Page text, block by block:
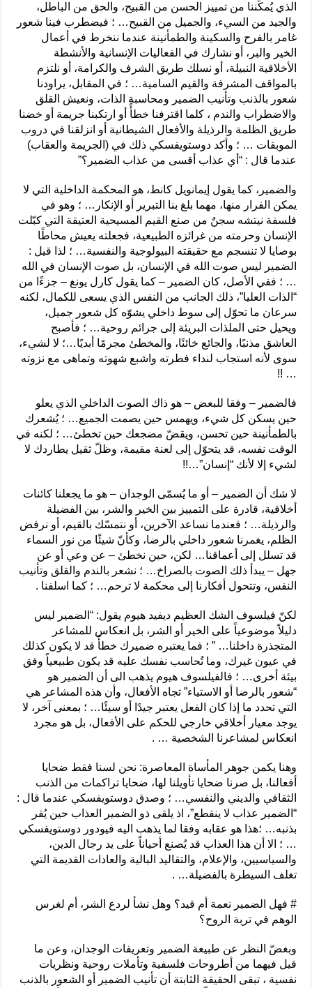
الذي يُمكِّننا من تمييز الحسن من القبيح، والحق من الباطل،
والجيد من السيء، والجميل من القبيح… ؛ فيضطرب فينا شعور
غامر بالفرح والسكينة والطمأنينة عندما ننخرط في أعمال
الخير والبر، أو نشارك في الفعاليات الإنسانية والأنشطة
الأخلاقية النبيلة، أو نسلك طريق الشرف والكرامة، أو نلتزم
بالمواقف المشرفة والقيم السامية… ؛ في المقابل، يراودنا
شعور بالذنب وتأنيب الضمير ومحاسبة الذات، ونعيش القلق
والاضطراب والندم ، كلما اقترفنا خطأً أو ارتكبنا جريمة أو خضنا
طريق الظلمة والرذيلة والأفعال الشيطانية أو انزلقنا في دروب
الموبقات … ؛ وأكد دوستويفسكي ذلك في (الجريمة والعقاب)
عندما قال : “أي عذاب أقسى من عذاب الضمير؟”
والضمير، كما يقول إيمانويل كانط، هو المحكمة الداخلية التي لا
يمكن الفرار منها، مهما بلغ بنا التبرير أو الإنكار… ؛ وهو في
فلسفة نيتشه سجنٌ من صنع القيم المسيحية العتيقة التي كبّلت
الإنسان وحرمته من غرائزه الطبيعية، فجعلته يعيش محاطًا
بوصايا لا تنسجم مع حقيقته البيولوجية والنفسية… ؛ لذا قيل :
الضمير ليس صوت الله في الإنسان، بل صوت الإنسان في الله
… ؛ ففي الأصل، كان الضمير – كما يقول كارل يونغ – جزءًا من
“الذات العليا”، ذلك الجانب من النفس الذي يسعى للكمال، لكنه
سرعان ما تحوّل إلى سوط داخلي يشوّه كل شعور جميل،
ويحيل حتى الملذات البريئة إلى جرائم روحية… ؛ فأصبح
العاشق مذنبًا، والجائع خائنًا، والمخطئ مجرمًا أبديًا…؛ لا لشيء،
سوى لأنه استجاب لنداء فطرته واشبع شهوته وتماهى مع نزوته
… !!
فالضمير – وفقا للبعض – هو ذاك الصوت الداخلي الذي يعلو
حين يسكن كل شيء، ويهمس حين يصمت الجميع… ؛ يُشعرك
بالطمأنينة حين تحسن، ويقضّ مضجعك حين تخطئ… ؛ لكنه في
الوقت نفسه، قد يتحوّل إلى لعنة مقيمة، وظلّ ثقيل يطاردك لا
لشيء إلا لأنك “إنسان”…!!
لا شك أن الضمير – أو ما يُسمّى الوجدان – هو ما يجعلنا كائنات
أخلاقية، قادرة على التمييز بين الخير والشر، بين الفضيلة
والرذيلة… ؛ فعندما نساعد الآخرين، أو نتمسّك بالقيم، أو نرفض
الظلم، يغمرنا شعور داخلي بالرضا، وكأنّ شيئًا من نور السماء
قد تسلل إلى أعماقنا… لكن، حين نخطئ – عن وعي أو عن
جهل – يبدأ ذلك الصوت بالصراخ… ؛ نشعر بالندم والقلق وتأنيب
النفس، وتتحول أفكارنا إلى محكمة لا ترحم… ؛ كما اسلفنا .
لكنّ فيلسوف الشك العظيم ديفيد هيوم يقول: “الضمير ليس
دليلاً موضوعياً على الخير أو الشر، بل انعكاس للمشاعر
المتجذرة داخلنا… ” ؛ فما يعتبره ضميرك خطأً قد لا يكون كذلك
في عيون غيرك، وما تُحاسب نفسك عليه قد يكون طبيعياً وفق
بيئة أخرى… ؛ فالفيلسوف هيوم يذهب الى أن الضمير هو
“شعور بالرضا أو الاستياء” تجاه الأفعال، وأن هذه المشاعر هي
التي تحدد ما إذا كان الفعل يعتبر جيدًا أو سيئًا… ؛ بمعنى آخر، لا
يوجد معيار أخلاقي خارجي للحكم على الأفعال، بل هو مجرد
انعكاس لمشاعرنا الشخصية … .
وهنا يكمن جوهر المأساة المعاصرة: نحن لسنا فقط ضحايا
أفعالنا، بل صرنا ضحايا تأويلنا لها، ضحايا تراكمات من الذنب
الثقافي والديني والنفسي… ؛ وصدق دوستويفسكي عندما قال :
“الضمير عذاب لا ينقطع”، اذ يلقى ذو الضمير العذاب حين يُقر
بذنبه… ؛هذا هو عقابه وفقا لما يذهب اليه فيودور دوستويفسكي
… ؛ الا أن هذا العذاب قد يُصنع أحياناً على يد رجال الدين،
والسياسيين، والإعلام، والتقاليد البالية والعادات القديمة التي
تغلف السيطرة بالفضيلة… .
# فهل الضمير نعمة أم قيد؟ وهل نشأ لردع الشر، أم لغرس
الوهم في تربة الروح؟
وبغضّ النظر عن طبيعة الضمير وتعريفات الوجدان، وعن ما
قيل فيهما من أطروحات فلسفية وتأملات روحية ونظريات
نفسية ، تبقى الحقيقة الثابتة أن تأنيب الضمير أو الشعور بالذنب